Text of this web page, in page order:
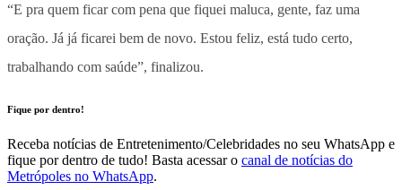
“E pra quem ficar com pena que fiquei maluca, gente, faz uma
oração. Já já ficarei bem de novo. Estou feliz, está tudo certo,
trabalhando com saúde”, finalizou.
Fique por dentro!
Receba notícias de Entretenimento/Celebridades no seu WhatsApp e
fique por dentro de tudo! Basta acessar o canal de notícias do
Metrópoles no WhatsApp.